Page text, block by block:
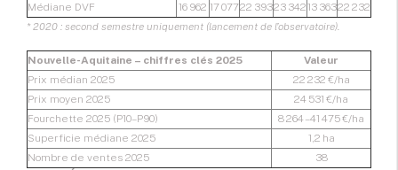
Médiane DVF 16 962 17 07722 39323 34213 36322 232
* 2020 : second semestre uniquement (lancement de l’observatoire).
Nouvelle-Aquitaine – chiffres clés 2025
Valeur
Prix médian 2025
22 232 €/ha
Prix moyen 2025
24 531 €/ha
Fourchette 2025 (P10–P90)
8 264 – 41 475 €/ha
Superficie médiane 2025
1,2 ha
Nombre de ventes 2025
38